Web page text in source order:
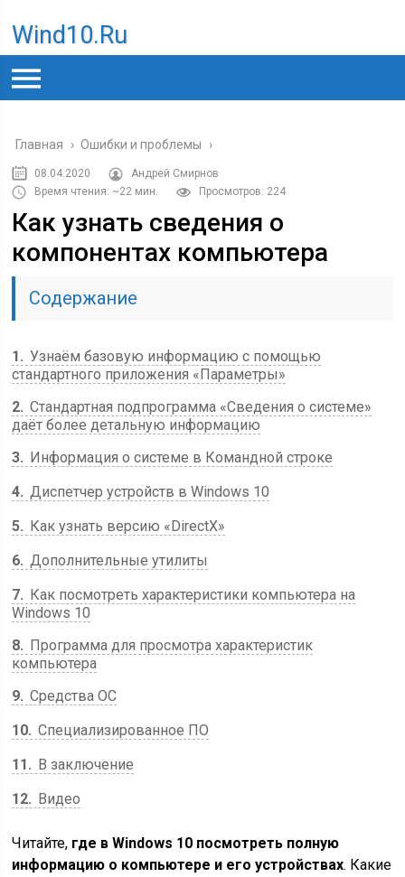
Wind10.ru
Главная › Ошибки и проблемы ›
08.04.2020
Андрей Смирнов
Время чтения: ~22 мин.
Просмотров: 224
Как узнать сведения о
компонентах компьютера
Содержание
1
Узнаём базовую информацию с помощью
стандартного приложения «Параметры»
2 Стандартная подпрограмма «Сведения о системе»
даёт более детальную информацию
3
Информация о системе в Командной строке
4 Диспетчер устройств в Windows 10
5
Как узнать версию «DirectX»
6 Дополнительные утилиты
7
Как посмотреть характеристики компьютера на
Windows 10
8
Программа для просмотра характеристик
компьютера
9 Средства ОС
10 Специализированное ПО
11
В заключение
12
Видео
Читайте, где в Windows 10 посмотреть полную
информацию о компьютере и его устройствах. Какие